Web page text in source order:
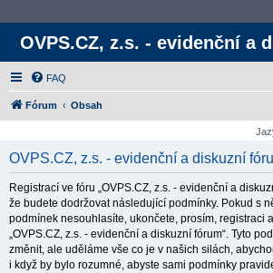
OVPS.CZ, z.s. - evidenční a
FAQ
Fórum Obsah
OVPS.CZ, z.s. - evidenční a diskuzní
Registrací ve fóru „OVPS.CZ, z.s. - evidenční a
že budete dodržovat následující podmínky. Pokud s
podmínek nesouhlasíte, ukončete, prosím, registraci
„OVPS.CZ, z.s. - evidenční a diskuzní fórum“. Tyto
změnit, ale uděláme vše co je v našich silách,
i když by bylo rozumné, abyste sami podmínky